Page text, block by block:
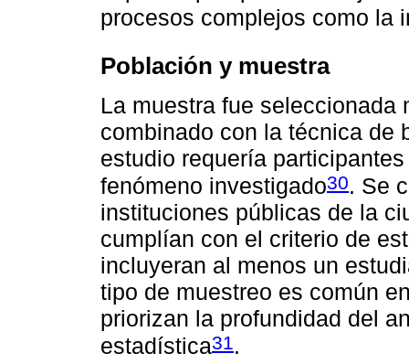
procesos complejos como la
Población y muestra
La muestra fue seleccionada
combinado con la técnica de
estudio requería
fenómeno investigado30. Se
instituciones públicas de la
cumplían con el criterio de
incluyeran al menos un
tipo de muestreo es común
priorizan la profundidad del
estadística31.